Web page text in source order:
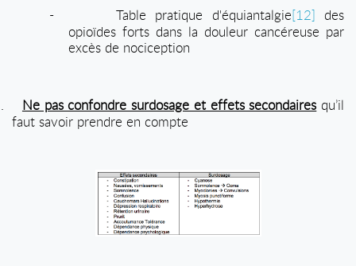
- Table pratique d'équiantalgie[12] des
opioïdes forts dans la douleur cancéreuse par
excès de nociception
Ne pas confondre surdosage et effets secondaires qu’il
faut savoir prendre en compte